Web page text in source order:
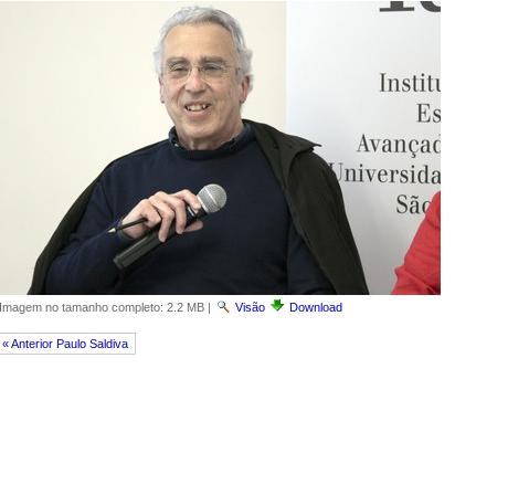
no tamanho completo: 2.2 MB| Visão Download
« Anterior Paulo Saldiva